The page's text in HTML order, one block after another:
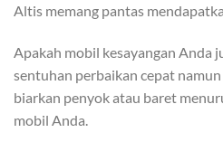
Altis memang pantas
Apakah mobil kesayangan Anda
sentuhan perbaikan cepat
biarkan penyok atau baret
mobil Anda.